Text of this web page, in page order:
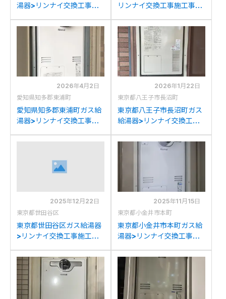
湯器>リンナイ交換工事施
2405AT2-3からリンナイ
RUFH-A2400AT2-3(A)
リンナイ交換工事施工事
2403AT2-3からリンナイ
RUFH-A2400AT2-3(A)
への交換
2026年4月2日
愛知県知多郡東浦町
愛知県知多郡東浦町ガス給
湯器>リンナイ交換工事施
2405AT2-3からリンナイ
2026年1月22日
東京都八王子市長沼町
東京都八王子市長沼町ガス
給湯器>リンナイ交換工事
AT-4203ARS4SW3QUか
らリンナイRUFH-
2025年12月22日
東京都世田谷区
東京都世田谷区ガス給湯器
>リンナイ交換工事施工事
V2403AT2-3からリンナ
イRUFH-A2400AT2-
3(A)への交換
2025年11月15日
東京都小金井市本町
東京都小金井市本町ガス給
湯器>リンナイ交換工事施
4200ARSAW3Q-Cから
リンナイRUFH-
A2400AT2-3(A)への交換